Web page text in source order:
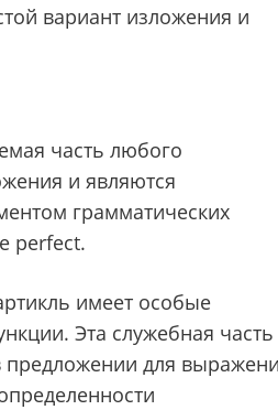
вариант изложения и
часть любого
и являются
грамматических
perfect.
имеет особые
Эта служебная часть
предложении для